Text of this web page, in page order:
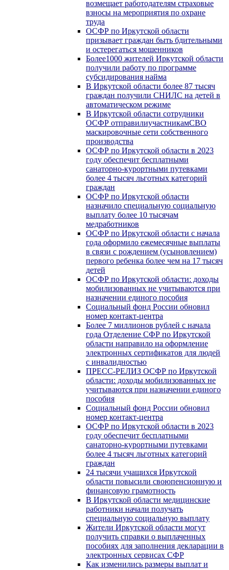
возмещает работодателям страховые
взносы на мероприятия по охране
труда
ОСФР по Иркутской области
призывает граждан быть бдительными
и остерегаться мошенников
Более1000 жителей Иркутской области
получили работу по программе
субсидирования найма
В Иркутской области более 87 тысяч
граждан получили СНИЛС на детей в
автоматическом режиме
В Иркутской области сотрудники
ОСФР отправилиучастникамСВО
маскировочные сети собственного
производства
ОСФР по Иркутской области в 2023
году обеспечит бесплатными
санаторно-курортными путевками
более 4 тысяч льготных категорий
граждан
ОСФР по Иркутской области
назначило специальную социальную
выплату более 10 тысячам
медработников
ОСФР по Иркутской области с начала
года оформило ежемесячные выплаты
в связи с рождением (усыновлением)
первого ребенка более чем на 17 тысяч
детей
ОСФР по Иркутской области: доходы
мобилизованных не учитываются при
назначении единого пособия
Социальный фонд России обновил
номер контакт-центра
Более 7 миллионов рублей с начала
года Отделение СФР по Иркутской
области направило на оформление
электронных сертификатов для людей
с инвалидностью
ПРЕСС-РЕЛИЗ ОСФР по Иркутской
области: доходы мобилизованных не
учитываются при назначении единого
пособия
Социальный фонд России обновил
номер контакт-центра
ОСФР по Иркутской области в 2023
году обеспечит бесплатными
санаторно-курортными путевками
более 4 тысяч льготных категорий
граждан
24 тысячи учащихся Иркутской
области повысили своюпенсионную и
финансовую грамотность
В Иркутской области медицинские
работники начали получать
специальную социальную выплату
Жители Иркутской области могут
получить справки о выплаченных
пособиях для заполнения декларации в
электронных сервисах СФР
Как изменились размеры выплат и